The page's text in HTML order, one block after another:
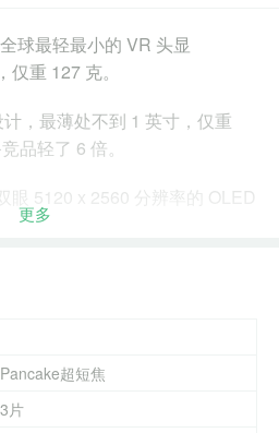
球最轻最小的 VR 头显
重 127 克。
，最薄处不到 1 英寸，仅重
品轻了 6 倍。
眼 5120 x 2560 分辨率的 OLED
为 2560 x 2560。
Beyond 可以针对每个佩
Bigscreen Beyond 后，用户
他们使用 Bigscreen 的 iPhone
是根据 3D 面部扫描定制的，
更多
Pancake超短焦
3片